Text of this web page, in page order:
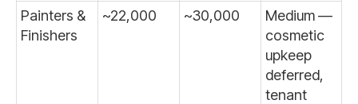
Painters &
Finishers
~22,000 ~30,000
Medium —
cosmetic
upkeep
deferred,
tenant